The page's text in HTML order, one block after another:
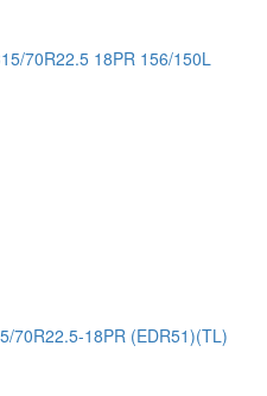
70R22.5 18PR 156/150L
70R22.5-18PR (EDR51)(TL)